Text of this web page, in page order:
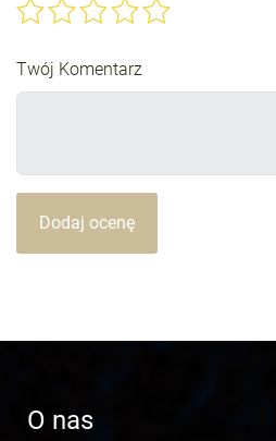
Twój Komentarz
Dodaj ocenę
O nas